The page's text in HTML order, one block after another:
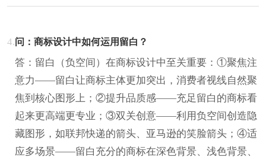
4.问：商标设计中如何运用留白？
答：留白（负空间）在商标设计中至关重要：①聚焦注
意力——留白让商标主体更加突出，消费者视线自然聚
焦到核心图形上；②提升品质感——充足留白的商标看
起来更高端更专业；③双关创意——利用负空间创造隐
藏图形，如联邦快递的箭头、亚马逊的笑脸箭头；④适
应多场景——留白充分的商标在深色背景、浅色背景、